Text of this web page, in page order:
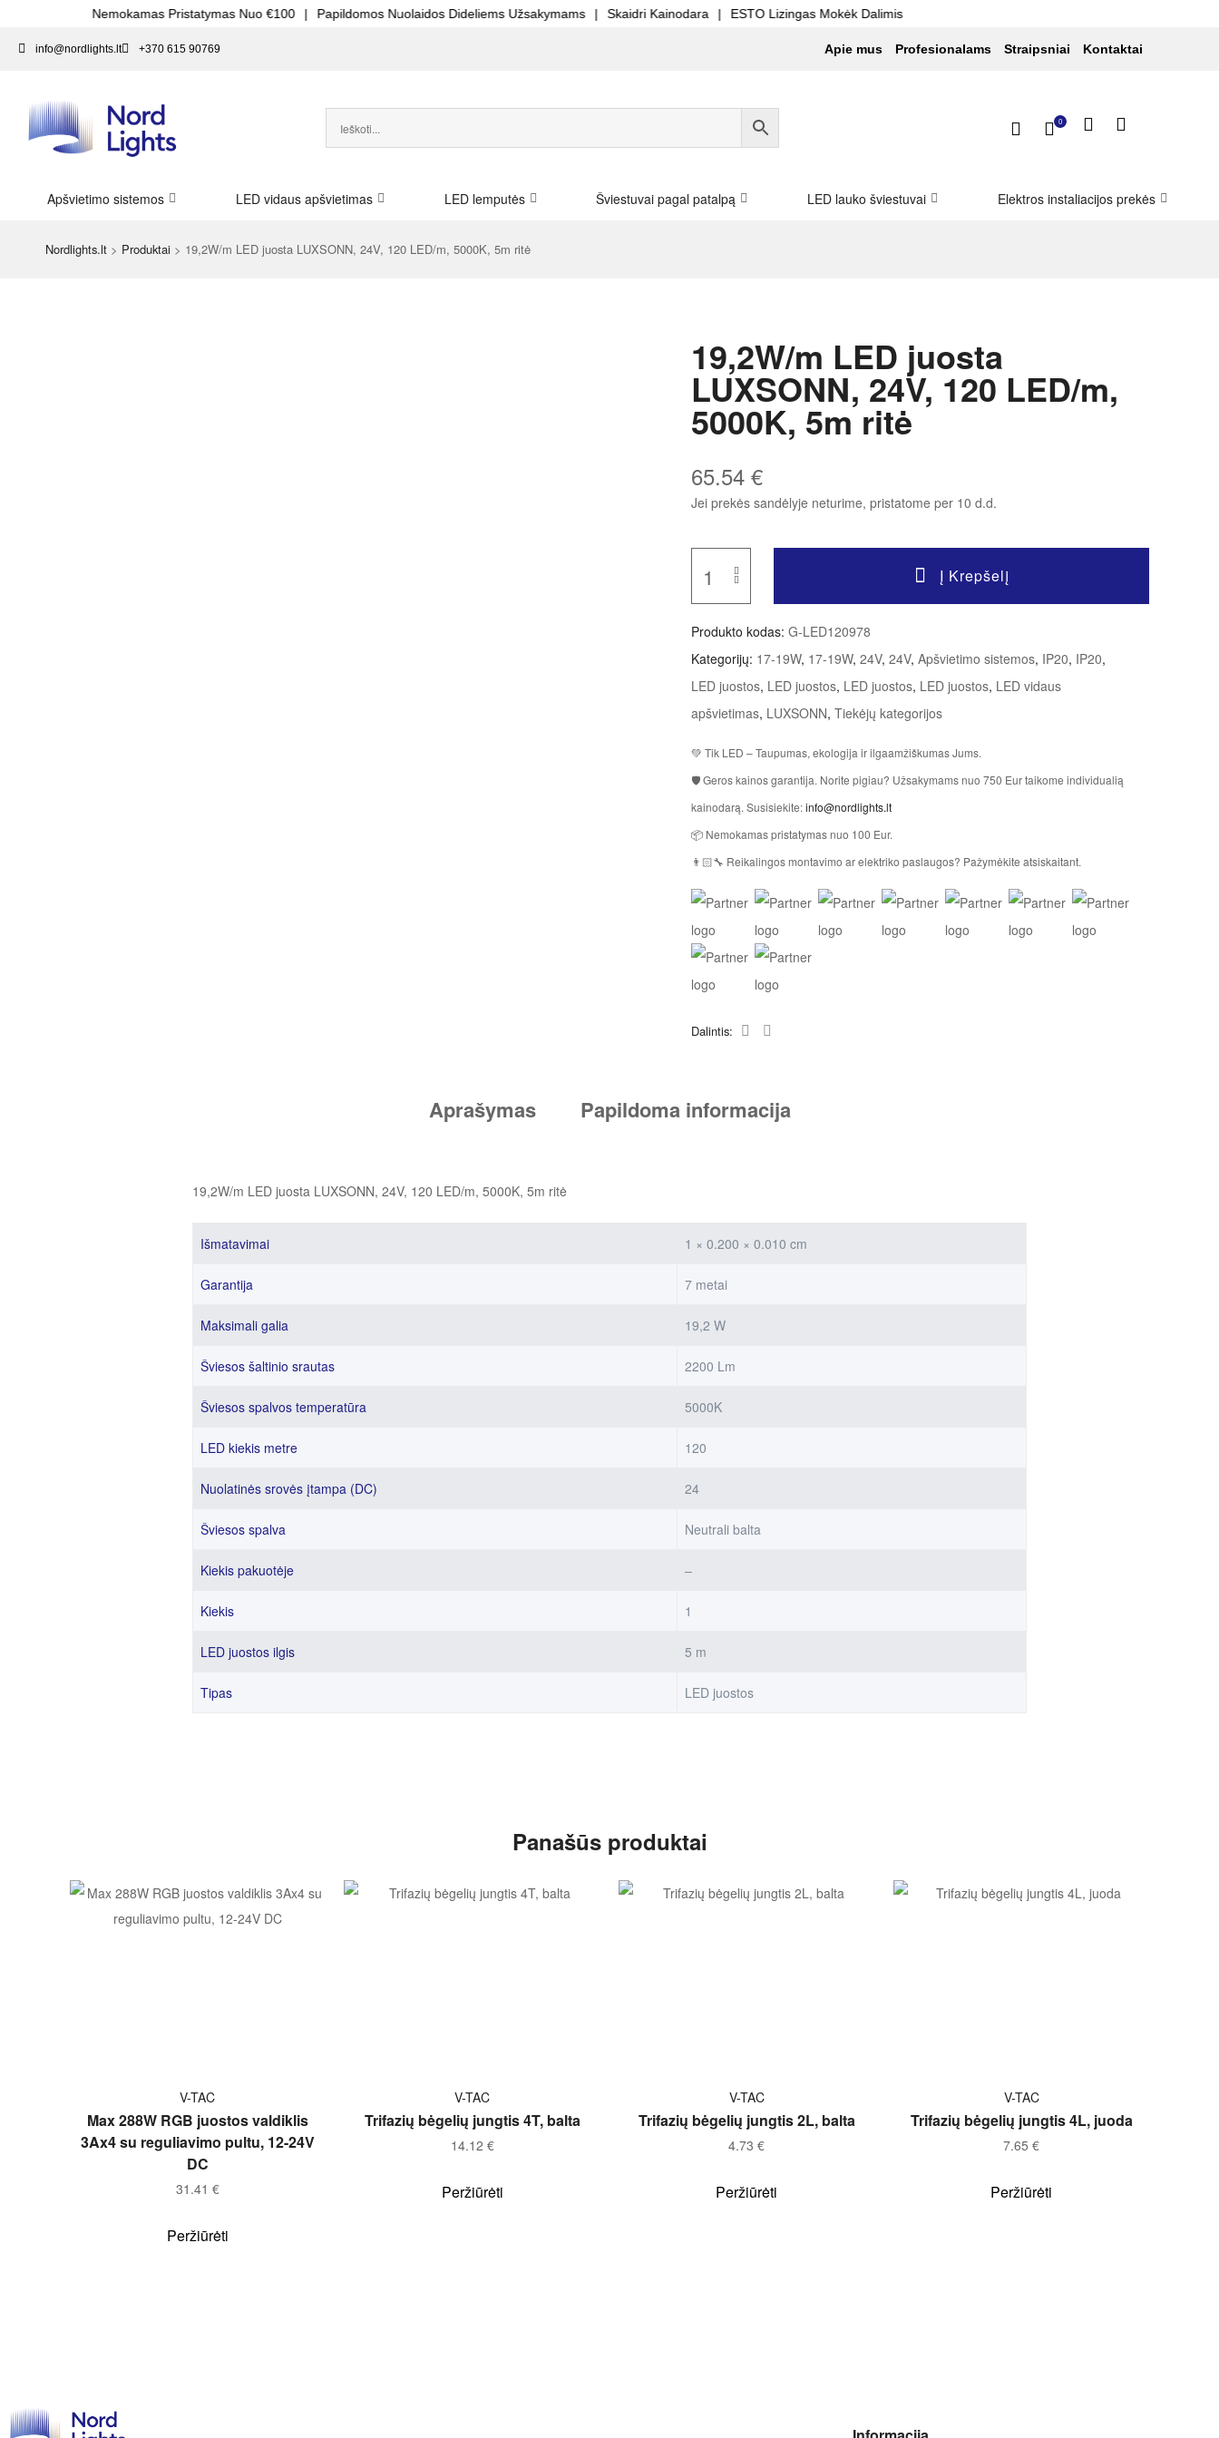
Nemokamas Pristatymas Nuo €100 | Papildomos Nuolaidos Dideliems Užsakymams | Skaidri Kainodara | ESTO Lizingas Mokėk Dalimis
info@nordlights.lt +370 615 90769 Apie mus Profesionalams Straipsniai Kontaktai
0
Apšvietimo sistemos LED vidaus apšvietimas LED lemputės Šviestuvai pagal patalpą LED lauko šviestuvai Elektros instaliacijos prekės
Nordlights.lt > Produktai > 19,2W/m LED juosta LUXSONN, 24V, 120 LED/m, 5000K, 5m ritė
19,2W/m LED juosta
LUXSONN, 24V, 120 LED/m,
5000K, 5m ritė
65.54€
Jei prekės sandėlyje neturime, pristatome per 10 d.d.
Į Krepšelį
Produkto kodas:G-LED120978
Kategorijų: 17-19W, 17-19W,24V,24V,Apšvietimo sistemos, IP20, IP20,
LED juostos, LED juostos, LED juostos, LED juostos, LED vidaus
apšvietimas, LUXSONN,Tiekėjų kategorijos
💚 Tik LED – Taupumas, ekologija ir ilgaamžiškumas Jums.
🛡 Geros kainos garantija. Norite pigiau? Užsakymams nuo 750 Eur taikome individualią
kainodarą. Susisiekite:info@nordlights.lt
📦 Nemokamas pristatymas nuo 100 Eur.
👨🏻‍🔧 Reikalingos montavimo ar elektriko paslaugos? Pažymėkite atsiskaitant.
Dalintis:
Aprašymas Papildoma informacija
19,2W/m LED juosta LUXSONN, 24V, 120 LED/m, 5000K, 5m ritė
Išmatavimai 1 × 0.200 × 0.010 cm
Garantija 7 metai
Maksimali galia 19,2 W
Šviesos šaltinio srautas 2200 Lm
Šviesos spalvos temperatūra 5000K
LED kiekis metre 120
Nuolatinės srovės įtampa (DC) 24
Šviesos spalva Neutrali balta
Kiekis pakuotėje –
Kiekis 1
LED juostos ilgis 5 m
Tipas LED juostos
Panašūs produktai
Į KREPŠELĮ
V-TAC
Max 288W RGB juostos valdiklis
3Ax4 su reguliavimo pultu, 12-24V
DC
31.41 €
Peržiūrėti
Į KREPŠELĮ
V-TAC
Trifazių bėgelių jungtis 4T, balta
14.12 €
Peržiūrėti
Į KREPŠELĮ
V-TAC
Trifazių bėgelių jungtis 2L, balta
4.73€
Peržiūrėti
Į KREPŠELĮ
V-TAC
Trifazių bėgelių jungtis 4L, juoda
7.65€
Peržiūrėti